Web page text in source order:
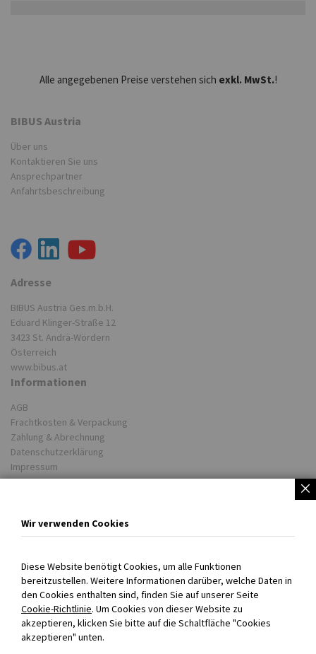
Alle angegebenen Preise verstehen sich exkl. MwSt.!
BIBUS Austria
Über uns
Kontaktieren Sie uns
Ansprechpartner
Anfahrtsbeschreibung
Adresse
BIBUS Austria Ges.m.b.H.
Eduard Klinger-Straße 12
3423 St. Andrä-Wördern
Österreich
www.bibus.at
Informationen
AGB
Frachtkosten & Verpackung
Zahlung & Abrechnung
Datenschutzerklärung
Impressum
Unsere Lieferwerke
BIBUS weltweit
Persönlich für Sie da!
+43 720 301707 0
info@bibus.at
Mo-Do 08:00-16:30 Uhr
Wir verwenden Cookies
Diese Website benötigt Cookies, um alle Funktionen
bereitzustellen. Weitere Informationen darüber, welche Daten in
den Cookies enthalten sind, finden Sie auf unserer Seite
Cookie-Richtlinie. Um Cookies von dieser Website zu
akzeptieren, klicken Sie bitte auf die Schaltfläche "Cookies
akzeptieren" unten.